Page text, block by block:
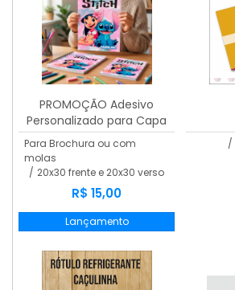
PROMOÇÃO Adesivo
Personalizado para Capa
de Caderno
Para Brochura ou com
molas
/ 20x30 frente e 20x30 verso
R$ 15,00
Lançamento
/